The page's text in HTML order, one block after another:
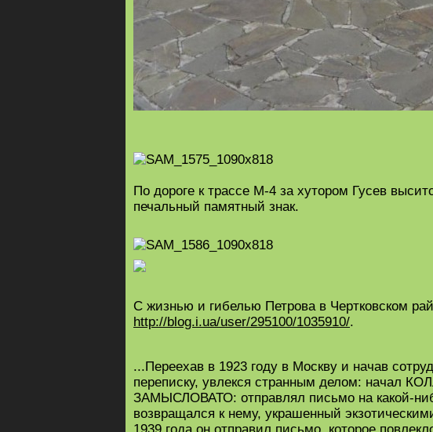
По дороге к трассе М-4 за хутором Гусев
печальный памятный знак.
С жизнью и гибелью Петрова в Чертковском
http://blog.i.ua/user/295100/1035910/.
...Переехав в 1923 году в Москву и начав
переписку, увлекся странным делом: начал
ЗАМЫСЛОВАТО: отправлял письмо на какой-
возвращался к нему, украшенный
1939 года он отправил письмо, которое